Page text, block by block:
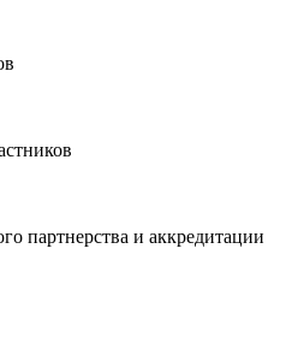
партнерства и аккредитации